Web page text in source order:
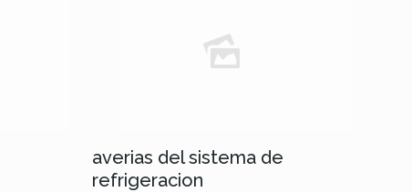
averias del sistema de
refrigeracion